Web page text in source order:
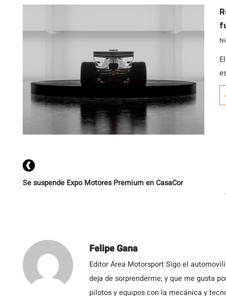
Se suspende Expo Motores Premium en CasaCor
Felipe Gana
Editor Área Motorsport Sigo el
deja de sorprenderme, y que me gusta
pilotos y equipos con la mecánica y